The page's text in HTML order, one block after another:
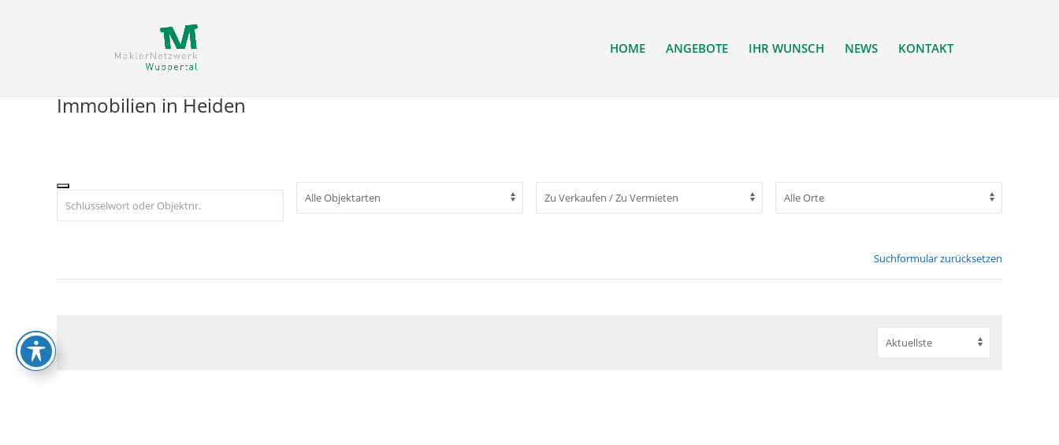
HOME ANGEBOTE IHR WUNSCH NEWS KONTAKT
Immobilien in Heiden
Suchformular zurücksetzen